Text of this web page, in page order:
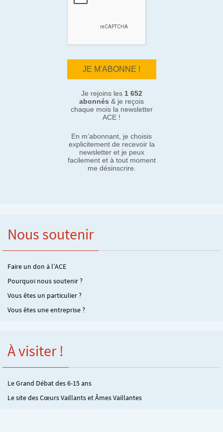
Je rejoins les 1 652
abonnés & je reçois
chaque mois la newsletter
ACE !
En m’abonnant, je choisis
explicitement de recevoir la
newsletter et je peux
facilement et à tout moment
me désinscrire.
Nous soutenir
Faire un don à l’ACE
Pourquoi nous soutenir ?
Vous êtes un particulier ?
Vous êtes une entreprise ?
À visiter !
Le Grand Débat des 6-15 ans
Le site des Cœurs Vaillants et Âmes Vaillantes